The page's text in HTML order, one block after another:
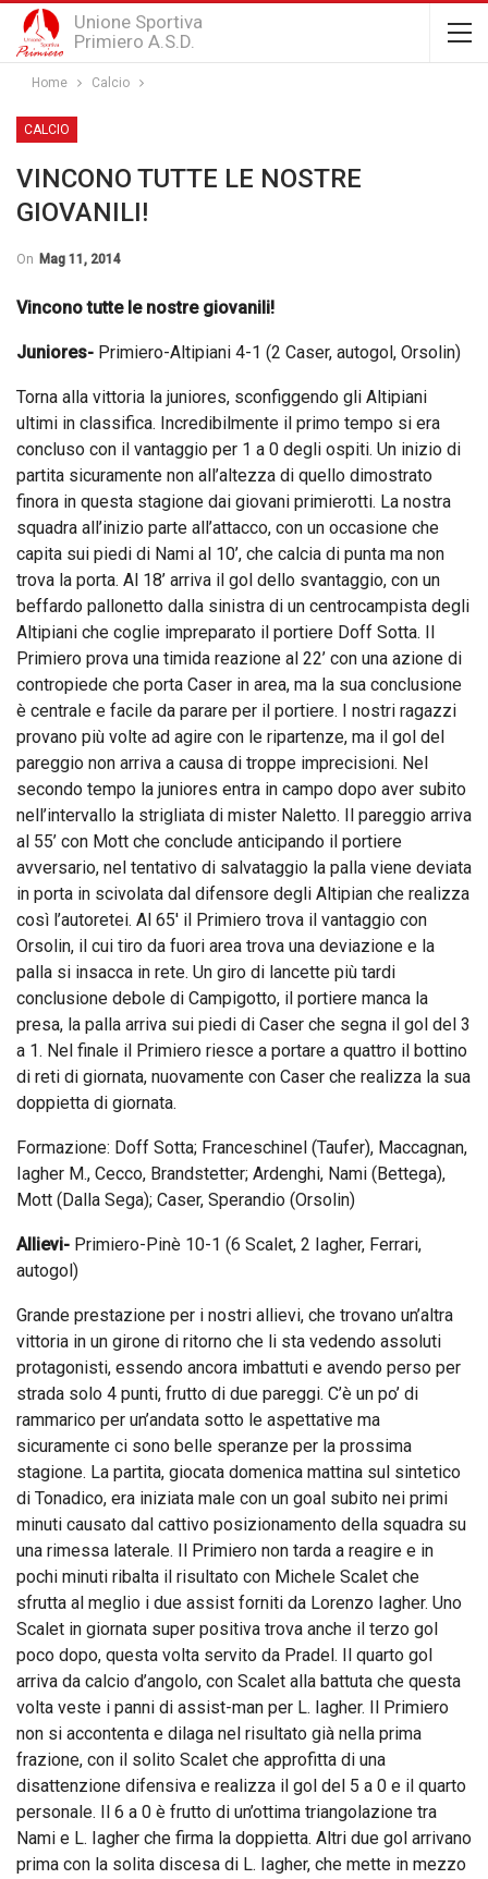
Unione Sportiva
Primiero A.S.D.
Home Calcio
CALCIO
VINCONO TUTTE LE NOSTRE
GIOVANILI!
On Mag 11, 2014
Vincono tutte le nostre giovanili!
Juniores- Primiero-Altipiani 4-1 (2 Caser, autogol, Orsolin)
Torna alla vittoria la juniores, sconfiggendo gli Altipiani
ultimi in classifica. Incredibilmente il primo tempo si era
concluso con il vantaggio per 1 a 0 degli ospiti. Un inizio di
partita sicuramente non all’altezza di quello dimostrato
finora in questa stagione dai giovani primierotti. La nostra
squadra all’inizio parte all’attacco, con un occasione che
capita sui piedi di Nami al 10’, che calcia di punta ma non
trova la porta. Al 18’ arriva il gol dello svantaggio, con un
beffardo pallonetto dalla sinistra di un centrocampista degli
Altipiani che coglie impreparato il portiere Doff Sotta. Il
Primiero prova una timida reazione al 22’ con una azione di
contropiede che porta Caser in area, ma la sua conclusione
è centrale e facile da parare per il portiere. I nostri ragazzi
provano più volte ad agire con le ripartenze, ma il gol del
pareggio non arriva a causa di troppe imprecisioni. Nel
secondo tempo la juniores entra in campo dopo aver subito
nell’intervallo la strigliata di mister Naletto. Il pareggio arriva
al 55’ con Mott che conclude anticipando il portiere
avversario, nel tentativo di salvataggio la palla viene deviata
in porta in scivolata dal difensore degli Altipian che realizza
così l’autoretei. Al 65′ il Primiero trova il vantaggio con
Orsolin, il cui tiro da fuori area trova una deviazione e la
palla si insacca in rete. Un giro di lancette più tardi
conclusione debole di Campigotto, il portiere manca la
presa, la palla arriva sui piedi di Caser che segna il gol del 3
a 1. Nel finale il Primiero riesce a portare a quattro il bottino
di reti di giornata, nuovamente con Caser che realizza la sua
doppietta di giornata.
Formazione: Doff Sotta; Franceschinel (Taufer), Maccagnan,
Iagher M., Cecco, Brandstetter; Ardenghi, Nami (Bettega),
Mott (Dalla Sega); Caser, Sperandio (Orsolin)
Allievi- Primiero-Pinè 10-1 (6 Scalet, 2 Iagher, Ferrari,
autogol)
Grande prestazione per i nostri allievi, che trovano un’altra
vittoria in un girone di ritorno che li sta vedendo assoluti
protagonisti, essendo ancora imbattuti e avendo perso per
strada solo 4 punti, frutto di due pareggi. C’è un po’ di
rammarico per un’andata sotto le aspettative ma
sicuramente ci sono belle speranze per la prossima
stagione. La partita, giocata domenica mattina sul sintetico
di Tonadico, era iniziata male con un goal subito nei primi
minuti causato dal cattivo posizionamento della squadra su
una rimessa laterale. Il Primiero non tarda a reagire e in
pochi minuti ribalta il risultato con Michele Scalet che
sfrutta al meglio i due assist forniti da Lorenzo Iagher. Uno
Scalet in giornata super positiva trova anche il terzo gol
poco dopo, questa volta servito da Pradel. Il quarto gol
arriva da calcio d’angolo, con Scalet alla battuta che questa
volta veste i panni di assist-man per L. Iagher. Il Primiero
non si accontenta e dilaga nel risultato già nella prima
frazione, con il solito Scalet che approfitta di una
disattenzione difensiva e realizza il gol del 5 a 0 e il quarto
personale. Il 6 a 0 è frutto di un’ottima triangolazione tra
Nami e L. Iagher che firma la doppietta. Altri due gol arrivano
prima con la solita discesa di L. Iagher, che mette in mezzo